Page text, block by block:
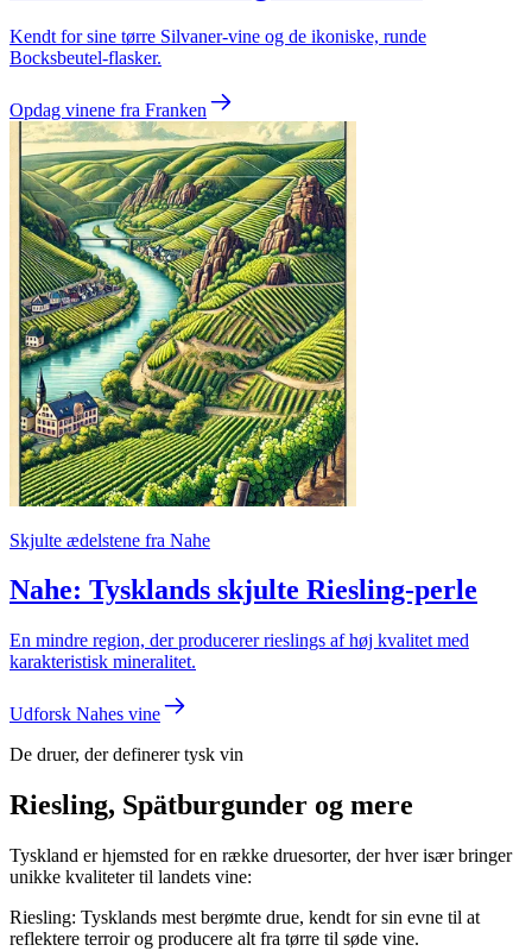
Kendt for sine tørre Silvaner-vine og de ikoniske, runde
Bocksbeutel-flasker.
Opdag vinene fra Franken
Skjulte ædelstene fra Nahe
Nahe: Tysklands skjulte Riesling-perle
En mindre region, der producerer rieslings af høj kvalitet med
karakteristisk mineralitet.
Udforsk Nahes vine
De druer, der definerer tysk vin
Riesling, Spätburgunder og mere
Tyskland er hjemsted for en række druesorter, der hver især bringer
unikke kvaliteter til landets vine:
Riesling: Tysklands mest berømte drue, kendt for sin evne til at
reflektere terroir og producere alt fra tørre til søde vine.